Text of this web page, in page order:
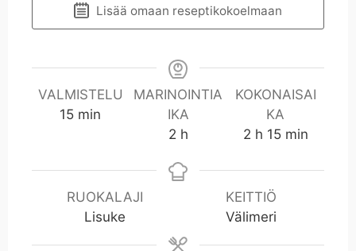
Lisää omaan reseptikokoelmaan
VALMISTELU
15mmin
MARINOINTIA
IKA
2hh
KOKONAISAI
KA
2hh 15m
n
min
RUOKALAJI
Lisuke
KEITTIÖ
Välimeri